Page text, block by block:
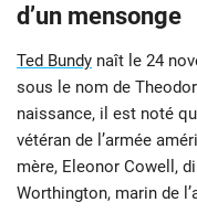
d’un mensonge
Ted Bundy naît le 24
sous le nom de
naissance, il est noté
vétéran de l’armée
mère, Eleonor Cowell,
Worthington, marin de